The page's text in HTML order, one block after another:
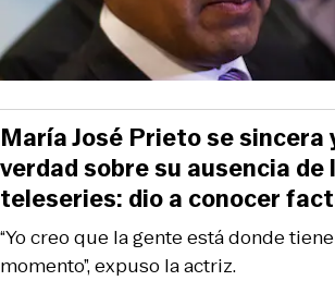
“Yo creo que la gente está donde
momento”, expuso la actriz.
María José Prieto se sincera
verdad sobre su ausencia de
teleseries: dio a conocer